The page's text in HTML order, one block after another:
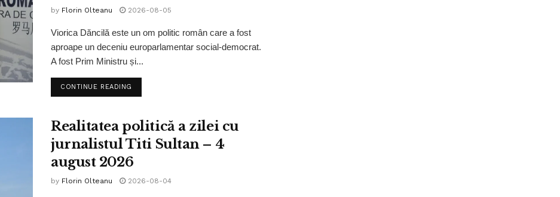
by Florin Olteanu 2026-08-05
Viorica Dăncilă este un om politic român care a fost
aproape un deceniu europarlamentar social-democrat.
A fost Prim Ministru și...
CONTINUE READING
Realitatea politică a zilei cu
jurnalistul Titi Sultan – 4
august 2026
by Florin Olteanu 2026-08-04